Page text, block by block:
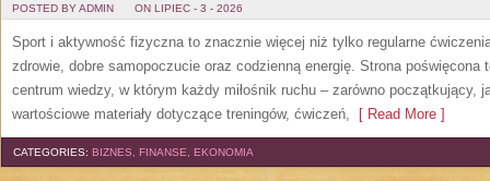
POSTED BY ADMIN ON LIPIEC - 3 - 2026
Sport i aktywność fizyczna to znacznie więcej niż tylko regularne
zdrowie, dobre samopoczucie oraz codzienną energię. Strona poświęcona
centrum wiedzy, w którym każdy miłośnik ruchu – zarówno początkujący,
wartościowe materiały dotyczące treningów, ćwiczeń, [ Read More ]
CATEGORIES: BIZNES, FINANSE, EKONOMIA